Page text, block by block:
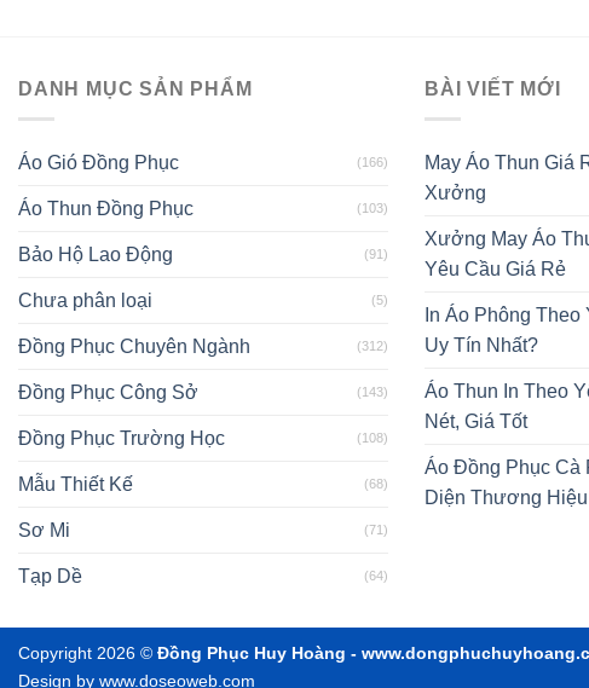
DANH MỤC SẢN PHẨM
Áo Gió Đồng Phục (166)
Áo Thun Đồng Phục (103)
Bảo Hộ Lao Động (91)
Chưa phân loại (5)
Đồng Phục Chuyên Ngành (312)
Đồng Phục Công Sở (143)
Đồng Phục Trường Học (108)
Mẫu Thiết Kế (68)
Sơ Mi (71)
Tạp Dề (64)
BÀI VIẾT MỚI
May Áo Thun Giá
Xưởng
Xưởng May Áo
Yêu Cầu Giá Rẻ
In Áo Phông
Uy Tín Nhất?
Áo Thun In Theo
Nét, Giá Tốt
Áo Đồng Phục Cà
Diện Thương
Copyright 2026 © Đồng Phục Huy Hoàng -
Design by www.doseoweb.com